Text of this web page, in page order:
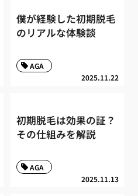
僕が経験した初期脱毛
のリアルな体験談
2025.11.22
AGA
初期脱毛は効果の証？
その仕組みを解説
2025.11.13
AGA